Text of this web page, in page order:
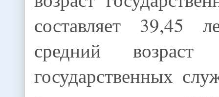
составляет 39,45
средний возраст
государственных